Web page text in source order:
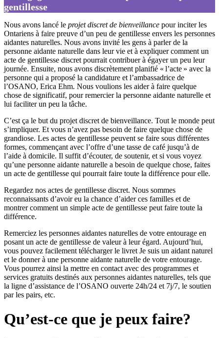
gentillesse
Nous avons lancé le projet discret de bienveillance pour inciter les
Ontariens à faire preuve d’un peu de gentillesse envers les personnes
aidantes naturelles. Nous avons invité les gens à parler de la
personne aidante naturelle dans leur vie et à expliquer comment un
acte de gentillesse discret pourrait contribuer à égayer un peu leur
journée. Ensuite, nous avons discrètement planifié « l’acte » avec la
personne qui a proposé la candidature et l’ambassadrice de
l’OSANO, Erica Ehm. Nous voulions les aider à faire quelque
chose de significatif, pour remercier la personne aidante naturelle et
lui faciliter un peu la tâche.
C’est ça le but du projet discret de bienveillance. Tout le monde peut
s’impliquer. Et vous n’avez pas besoin de faire quelque chose de
grandiose. Les actes de gentillesse peuvent se faire sous différentes
formes, commençant avec l’offre d’une tasse de café jusqu’à de
l’aide à domicile. Il suffit d’écouter, de soutenir, et si vous voyez
qu’une personne aidante naturelle a besoin de quelque chose, faites
un acte de gentillesse qui pourrait faire toute la différence pour elle.
Regardez nos actes de gentillesse discret. Nous sommes
reconnaissants d’avoir eu la chance d’aider ces familles et de
montrer comment un simple acte de gentillesse peut faire toute la
différence.
Remerciez les personnes aidantes naturelles de votre entourage en
posant un acte de gentillesse de valeur à leur égard. Aujourd’hui,
vous pouvez facilement télécharger le livret Je suis un aidant naturel
et le donner à une personne aidante naturelle de votre entourage.
Vous pourrez ainsi la mettre en contact avec des programmes et
services gratuits destinés aux personnes aidantes naturelles, tels que
la ligne d’assistance de l’OSANO ouverte 24h/24 et 7j/7, le soutien
par les pairs, etc.
Qu’est-ce que je peux faire?